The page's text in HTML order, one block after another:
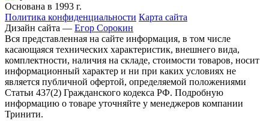
Основана в 1993 г.
Политика конфиденциальности Карта сайта
Дизайн сайта — Егор Сорокин
Вся представленная на сайте информация, в том числе
касающаяся технических характеристик, внешнего вида,
комплектности, наличия на складе, стоимости товаров, носит
информационный характер и ни при каких условиях не
является публичной офертой, определяемой положениями
Статьи 437(2) Гражданского кодекса РФ. Подробную
информацию о товаре уточняйте у менеджеров компании
Тринити.